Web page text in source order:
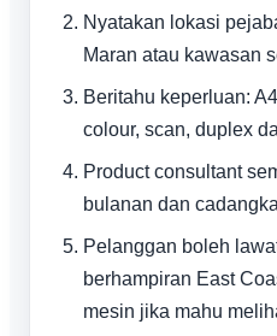
Nyatakan lokasi
Maran atau kawasan
Beritahu keperluan:
colour, scan, duplex
Product consultant
bulanan dan
Pelanggan boleh
berhampiran East
mesin jika mahu